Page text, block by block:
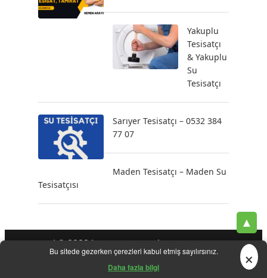
Yakuplu
Tesisatçı
& Yakuplu
Su
Tesisatçı
Sarıyer Tesisatçı – 0532 384
77 07
Maden Tesisatçı – Maden Su
Tesisatçısı
Bu sitede gezerken çerezleri kabul etmiş sayılırsınız.
Daha fazla bilgi ×
▲
| © 2020 |- - - Klozet
Su Kaçak Tespiti-Su Tesisatçı-Su Tesisat Hizmetleri-
Tıkanıklık Açma-Yeni Tesisat Hizmetleri